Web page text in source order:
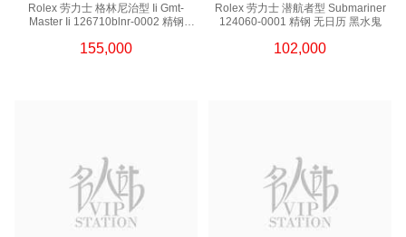
Rolex 劳力士 格林尼治型 Ii Gmt-
Master Ii 126710blnr-0002 精钢
155,000
Rolex 劳力士 潜航者型 Submariner
124060-0001 精钢 无日历 黑水鬼
102,000